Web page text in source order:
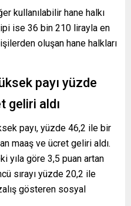
kullanılabilir hane halkı
ise 36 bin 210 lirayla en
oluşan hane halkları
payı yüzde
geliri aldı
payı, yüzde 46,2 ile bir
maaş ve ücret geliri aldı.
yıla göre 3,5 puan artan
sırayı yüzde 20,2 ile
gösteren sosyal